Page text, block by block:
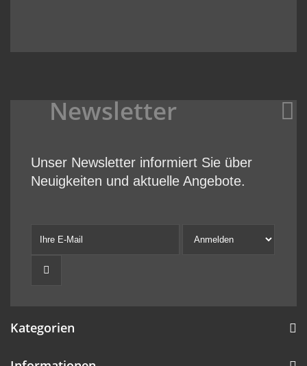
Newsletter
Unser Newsletter informiert Sie über
Neuigkeiten und aktuelle Angebote.
Kategorien